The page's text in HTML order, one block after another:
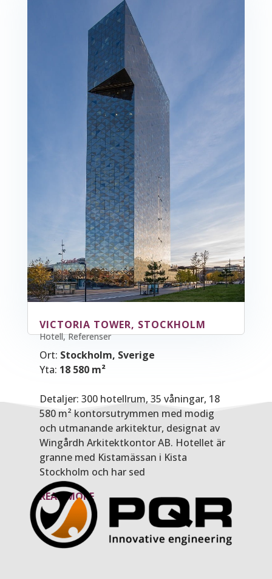
VICTORIA TOWER, STOCKHOLM
Hotell,Referenser
Ort: Stockholm, Sverige
Yta: 18 580 m²
Detaljer: 300 hotellrum, 35 våningar, 18
580 m² kontorsutrymmen med modig
och utmanande arkitektur, designat av
Wingårdh Arkitektkontor AB. Hotellet är
granne med Kistamässan i Kista
Stockholm och har sed
READ MORE